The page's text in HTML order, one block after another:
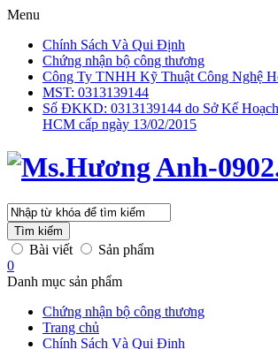
Menu
Chính Sách Và Qui Định
Chứng nhận bộ công thương
Công Ty TNHH Kỹ Thuật Công Nghệ
MST: 0313139144
Số ĐKKD: 0313139144 do Sở Kế
HCM cấp ngày 13/02/2015
Tìm kiếm
Bài viết
Sản phẩm
0
Danh mục sản phẩm
Chứng nhận bộ công thương
Trang chủ
Chính Sách Và Qui Định